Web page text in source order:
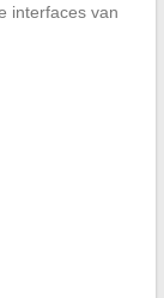
interfaces van